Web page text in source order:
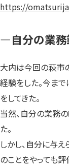
https://
—自分の業務
大内は今回の萩市
経験をした。今ま
をしてきた。
当然、自分の業務
た。
しかし、自分に与
のことをやっても